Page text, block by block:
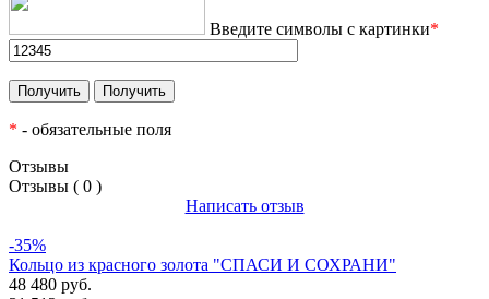
Введите символы с картинки*
* - обязательные поля
Отзывы
Отзывы ( 0 )
Написать отзыв
-35%
Кольцо из красного золота "СПАСИ И СОХРАНИ"
48 480 руб.